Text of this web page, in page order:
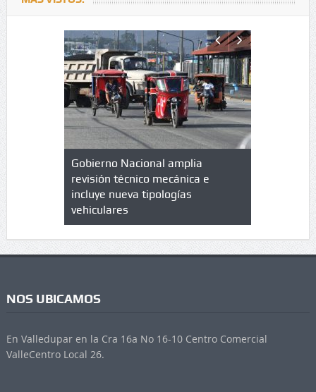
de
Gobierno Nacional amplia
revisión técnico mecánica e
incluye nueva tipologías
vehiculares
Qué es
NOS UBICAMOS
En Valledupar en la Cra 16a No 16-10 Centro Comercial
ValleCentro Local 26.